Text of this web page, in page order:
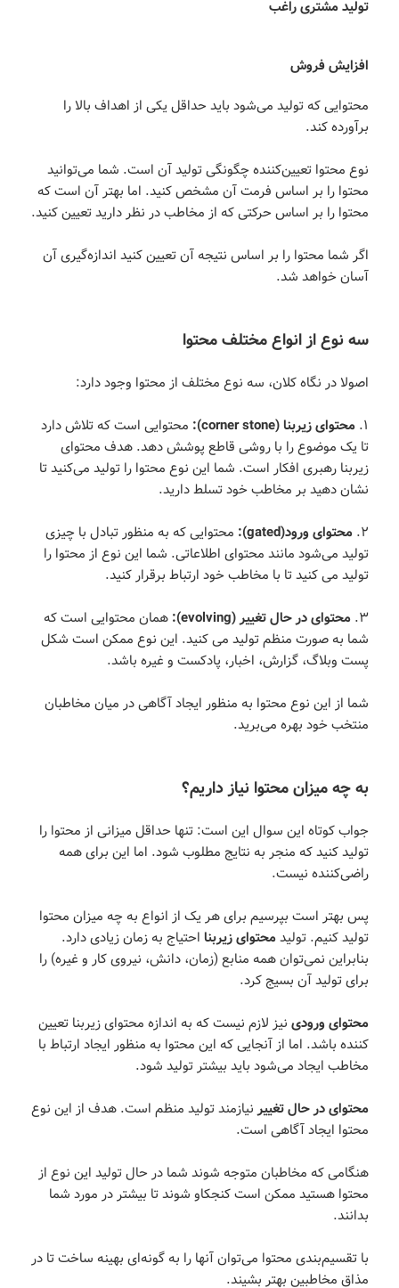
تولید مشتری راغب
افزایش فروش
محتوایی که تولید می‌شود باید حداقل یکی از اهداف بالا را
برآورده کند.
نوع محتوا تعیین‌کننده چگونگی تولید آن است. شما می‌توانید
محتوا را بر اساس فرمت آن مشخص کنید. اما بهتر آن است که
محتوا را بر اساس حرکتی که از مخاطب در نظر دارید تعیین کنید.
اگر شما محتوا را بر اساس نتیجه آن تعیین کنید اندازه‌گیری آن
آسان خواهد شد.
سه نوع از انواع مختلف محتوا
اصولا در نگاه کلان، سه نوع مختلف از محتوا وجود دارد:
۱. محتوای زیربنا (corner stone):
محتوایی است که تلاش دارد
تا یک موضوع را با روشی قاطع پوشش دهد. هدف محتوای
زیربنا رهبری افکار است. شما این نوع محتوا را تولید می‌کنید تا
نشان دهید بر مخاطب خود تسلط دارید.
۲. محتوای ورود(gated):
محتوایی که به منظور تبادل با چیزی
تولید می‌شود مانند محتوای اطلاعاتی. شما این نوع از محتوا را
تولید می کنید تا با مخاطب خود ارتباط برقرار کنید.
۳. محتوای در حال تغییر (evolving):
همان محتوایی است که
شما به صورت منظم تولید می کنید. این نوع ممکن است شکل
پست وبلاگ، گزارش، اخبار، پادکست و غیره باشد.
شما از این نوع محتوا به منظور ایجاد آگاهی در میان مخاطبان
منتخب خود بهره می‌برید.
به چه میزان محتوا نیاز داریم؟
جواب کوتاه این سوال این است: تنها حداقل میزانی از محتوا را
تولید کنید که منجر به نتایج مطلوب شود. اما این برای همه
راضی‌کننده نیست.
پس بهتر است بپرسیم برای هر یک از انواع به چه میزان محتوا
تولید کنیم. تولیدمحتوای زیربنا احتیاج به زمان زیادی دارد.
بنابراین نمی‌توان همه منابع (زمان، دانش، نیروی کار و غیره) را
برای تولید آن بسیج کرد.
محتوای ورودی نیز لازم نیست که به اندازه محتوای زیربنا تعیین
کننده باشد. اما از آنجایی که این محتوا به منظور ایجاد ارتباط با
مخاطب ایجاد می‌شود باید بیشتر تولید شود.
محتوای در حال تغییرنیازمند تولید منظم است. هدف از این نوع
محتوا ایجاد آگاهی است.
هنگامی که مخاطبان متوجه شوند شما در حال تولید این نوع از
محتوا هستید ممکن است کنجکاو شوند تا بیشتر در مورد شما
بدانند.
با تقسیم‌بندی محتوا می‌توان آنها را به گونه‌ای بهینه ساخت تا در
مذاق مخاطبین بهتر بشیند.